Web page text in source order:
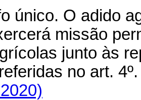
único. O adido
missão
junto às
no art.